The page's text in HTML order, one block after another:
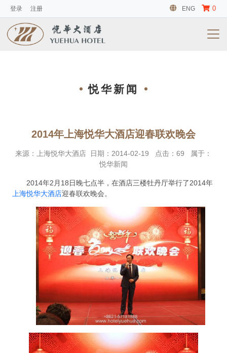
登录 注册 ENG 0
悦华新闻
2014年上海悦华大酒店迎春联欢晚会
来源： 上海悦华大酒店 日期： 2014-02-19 点击： 69
属于：
悦华新闻
2014年2月18日晚七点半，在酒店三楼牡丹厅举行了2014年
上海悦华大酒店迎春联欢晚会。